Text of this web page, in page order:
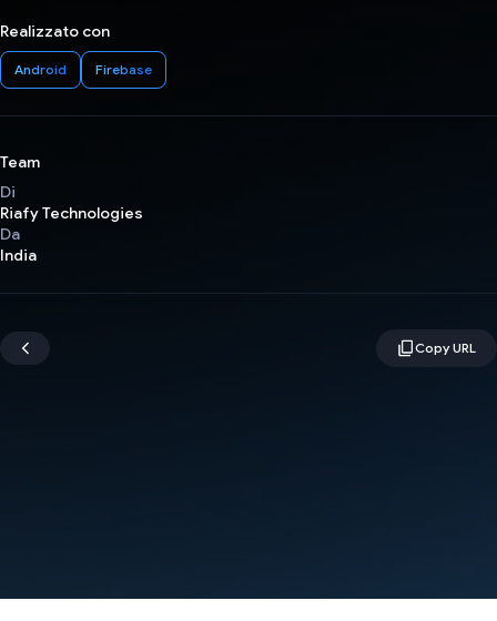
Realizzato con
Android Firebase
Team
Di
Riafy Technologies
Da
India